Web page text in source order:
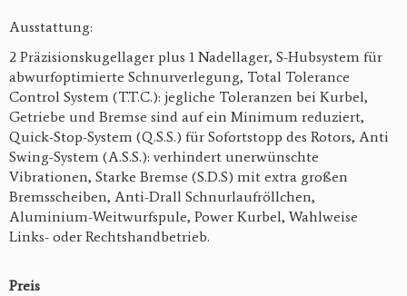
Ausstattung:
2 Präzisionskugellager plus 1 Nadellager, S-Hubsystem für
abwurfoptimierte Schnurverlegung, Total Tolerance
Control System (T.T.C.): jegliche Toleranzen bei Kurbel,
Getriebe und Bremse sind auf ein Minimum reduziert,
Quick-Stop-System (Q.S.S.) für Sofortstopp des Rotors, Anti
Swing-System (A.S.S.): verhindert unerwünschte
Vibrationen, Starke Bremse (S.D.S) mit extra großen
Bremsscheiben, Anti-Drall Schnurlaufröllchen,
Aluminium-Weitwurfspule, Power Kurbel, Wahlweise
Links- oder Rechtshandbetrieb.
Preis